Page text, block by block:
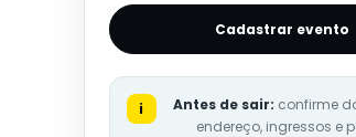
Cadastrar evento
i Antes de sair: confirme
endereço, ingressos e